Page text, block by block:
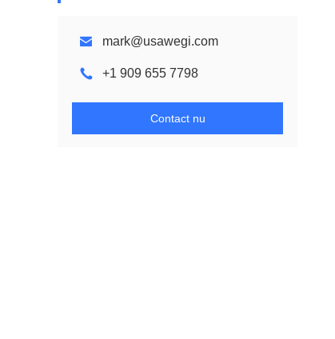
mark@usawegi.com
+1 909 655 7798
Contact nu